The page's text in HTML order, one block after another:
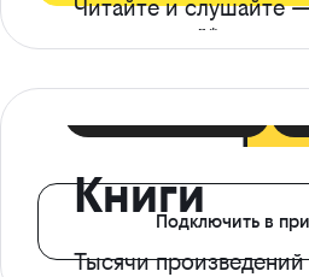
Читайте и слушайте
ограничений*
Книги
Тысячи произведений
Подключить в